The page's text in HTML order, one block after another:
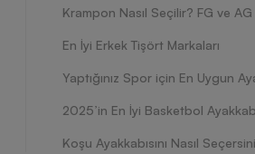
En İyi Erkek Tişört Markaları
Yaptığınız Spor için En Uygun
2025’in En İyi Basketbol
Koşu Ayakkabısını Nasıl